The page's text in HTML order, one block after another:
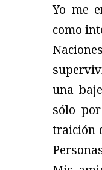
Yo me
como
una
sólo
traición